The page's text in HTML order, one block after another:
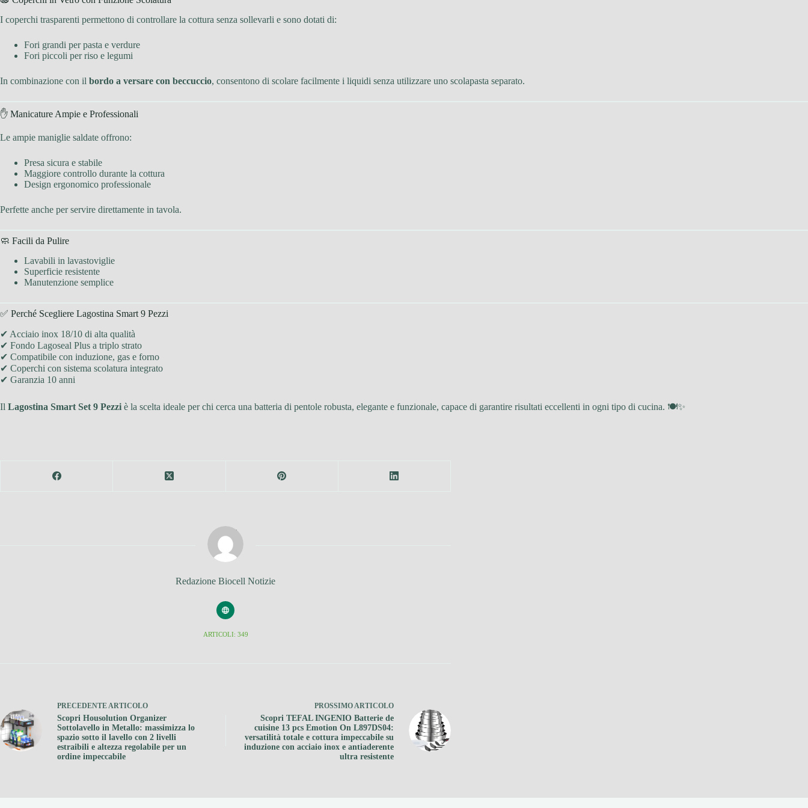
I coperchi trasparenti permettono di controllare la cottura senza sollevarli e sono dotati di:
Fori grandi per pasta e verdure
Fori piccoli per riso e legumi
In combinazione con il bordo a versare con beccuccio, consentono di scolare facilmente i liquidi senza utilizzare uno scolapasta separato.
✋ Manicature Ampie e Professionali
Le ampie maniglie saldate offrono:
Presa sicura e stabile
Maggiore controllo durante la cottura
Design ergonomico professionale
Perfette anche per servire direttamente in tavola.
🧼 Facili da Pulire
Lavabili in lavastoviglie
Superficie resistente
Manutenzione semplice
✅ Perché Scegliere Lagostina Smart 9 Pezzi
✔ Acciaio inox 18/10 di alta qualità
✔ Fondo Lagoseal Plus a triplo strato
✔ Compatibile con induzione, gas e forno
✔ Coperchi con sistema scolatura integrato
✔ Garanzia 10 anni
Il Lagostina Smart Set 9 Pezzi è la scelta ideale per chi cerca una batteria di pentole robusta, elegante e funzionale, capace di garantire risultati eccellenti in ogni tipo di cucina. 🍽✨
Redazione Biocell Notizie
ARTICOLI: 349
PRECEDENTE ARTICOLO
Scopri Housolution Organizer
Sottolavello in Metallo: massimizza lo
spazio sotto il lavello con 2 livelli
estraibili e altezza regolabile per un
ordine impeccabile
PROSSIMO ARTICOLO
Scopri TEFAL INGENIO Batterie de
cuisine 13 pcs Emotion On L897DS04:
versatilità totale e cottura impeccabile su
induzione con acciaio inox e antiaderente
ultra resistente